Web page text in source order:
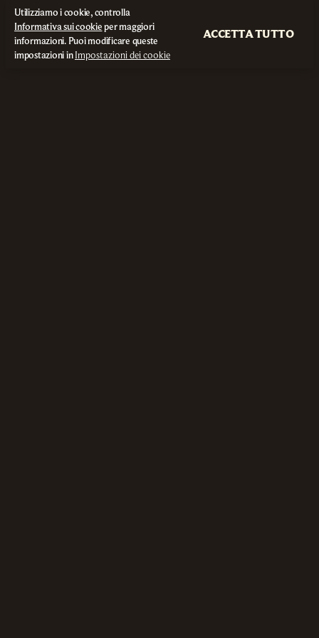
Utilizziamo i cookie, controlla
Informativa sui cookieper maggiori
informazioni. Puoi modificare queste
impostazioni inImpostazioni dei cookie
ACCETTA TUTTO